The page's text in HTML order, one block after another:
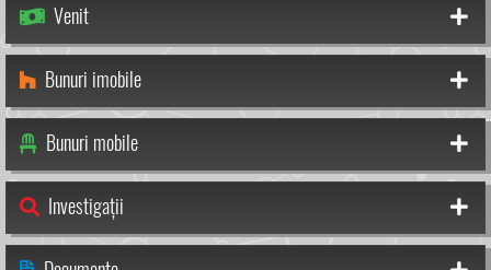
Venit
Bunuri imobile
Bunuri mobile
Investigații